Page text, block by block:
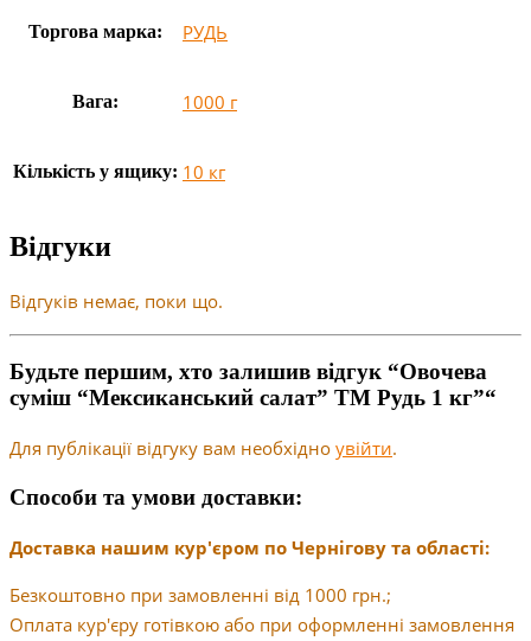
Торгова марка: РУДЬ
Вага: 1000 г
Кількість у ящику: 10 кг
Відгуки
Відгуків немає, поки що.
Будьте першим, хто залишив відгук “Овочева
суміш “Мексиканський салат” ТМ Рудь 1 кг”“
Для публікації відгуку вам необхідно увійти.
Способи та умови доставки:
Доставка нашим кур'єром по Чернігову та області:
Безкоштовно при замовленні від 1000 грн.;
Оплата кур'єру готівкою або при оформленні замовлення